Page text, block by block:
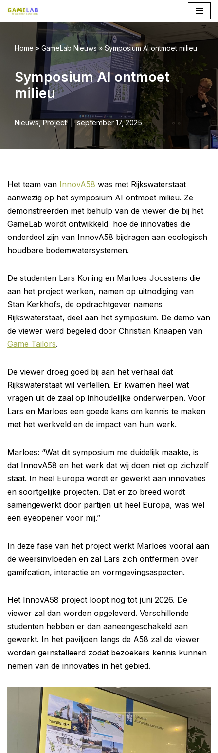
de
Home » GameLab Nieuws» Symposium AI ontmoet milieu
Symposium AI ontmoet
milieu
Nieuws,Project september 17, 2025
Het team van InnovA58 was met Rijkswaterstaat
aanwezig op het symposium AI ontmoet milieu. Ze
demonstreerden met behulp van de viewer die bij het
GameLab wordt ontwikkeld, hoe de innovaties die
onderdeel zijn van InnovA58 bijdragen aan ecologisch
houdbare bodemwatersystemen.
De studenten Lars Koning en Marloes Joosstens die
aan het project werken, namen op uitnodiging van
Stan Kerkhofs, de opdrachtgever namens
Rijkswaterstaat, deel aan het symposium. De demo van
de viewer werd begeleid door Christian Knaapen van
Game Tailors.
De viewer droeg goed bij aan het verhaal dat
Rijkswaterstaat wil vertellen. Er kwamen heel wat
vragen uit de zaal op inhoudelijke onderwerpen. Voor
Lars en Marloes een goede kans om kennis te maken
met het werkveld en de impact van hun werk.
Marloes: “Wat dit symposium me duidelijk maakte, is
dat InnovA58 en het werk dat wij doen niet op zichzelf
staat. In heel Europa wordt er gewerkt aan innovaties
en soortgelijke projecten. Dat er zo breed wordt
samengewerkt door partijen uit heel Europa, was wel
een eyeopener voor mij.”
In deze fase van het project werkt Marloes vooral aan
de weersinvloeden en zal Lars zich ontfermen over
gamifcation, interactie en vormgevingsaspecten.
Het InnovA58 project loopt nog tot juni 2026. De
viewer zal dan worden opgeleverd. Verschillende
studenten hebben er dan aaneengeschakeld aan
gewerkt. In het paviljoen langs de A58 zal de viewer
worden geïnstalleerd zodat bezoekers kennis kunnen
nemen van de innovaties in het gebied.